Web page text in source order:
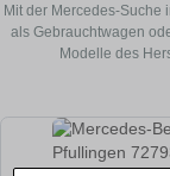
Mit der Mercedes-Suche
als Gebrauchtwagen
Modelle des